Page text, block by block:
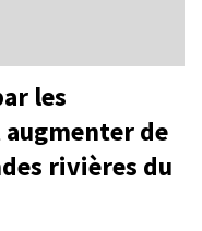
les
de
rivières du